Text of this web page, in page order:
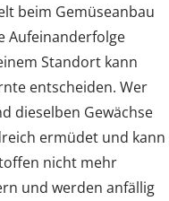
beim Gemüseanbau
Aufeinanderfolge
Standort kann
entscheiden. Wer
dieselben Gewächse
ermüdet und kann
nicht mehr
und werden anfällig